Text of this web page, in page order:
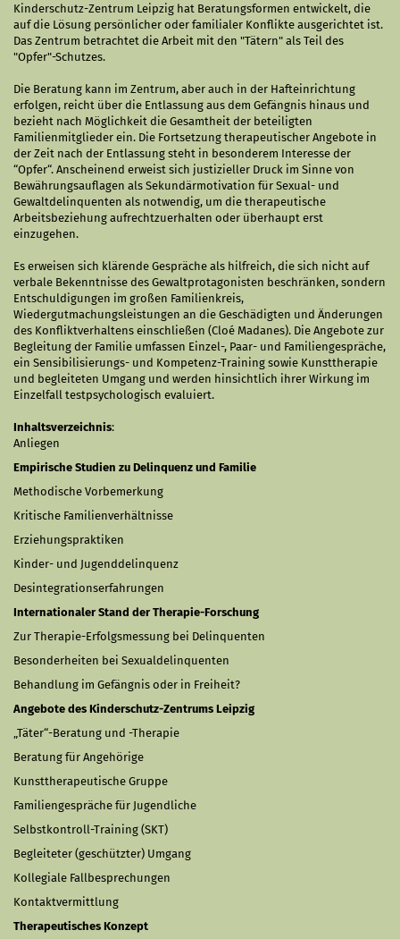
Kinderschutz-Zentrum Leipzig hat Beratungsformen entwickelt, die
auf die Lösung persönlicher oder familialer Konflikte ausgerichtet ist.
Das Zentrum betrachtet die Arbeit mit den "Tätern" als Teil des
"Opfer"-Schutzes.
Die Beratung kann im Zentrum, aber auch in der Hafteinrichtung
erfolgen, reicht über die Entlassung aus dem Gefängnis hinaus und
bezieht nach Möglichkeit die Gesamtheit der beteiligten
Familienmitglieder ein. Die Fortsetzung therapeutischer Angebote in
der Zeit nach der Entlassung steht in besonderem Interesse der
“Opfer“. Anscheinend erweist sich justizieller Druck im Sinne von
Bewährungsauflagen als Sekundärmotivation für Sexual- und
Gewaltdelinquenten als notwendig, um die therapeutische
Arbeitsbeziehung aufrechtzuerhalten oder überhaupt erst
einzugehen.
Es erweisen sich klärende Gespräche als hilfreich, die sich nicht auf
verbale Bekenntnisse des Gewaltprotagonisten beschränken, sondern
Entschuldigungen im großen Familienkreis,
Wiedergutmachungsleistungen an die Geschädigten und Änderungen
des Konfliktverhaltens einschließen (Cloé Madanes). Die Angebote zur
Begleitung der Familie umfassen Einzel-, Paar- und Familiengespräche,
ein Sensibilisierungs- und Kompetenz-Training sowie Kunsttherapie
und begleiteten Umgang und werden hinsichtlich ihrer Wirkung im
Einzelfall testpsychologisch evaluiert.
Inhaltsverzeichnis:
Anliegen
Empirische Studien zu Delinquenz und Familie
Methodische Vorbemerkung
Kritische Familienverhältnisse
Erziehungspraktiken
Kinder- und Jugenddelinquenz
Desintegrationserfahrungen
Internationaler Stand der Therapie-Forschung
Zur Therapie-Erfolgsmessung bei Delinquenten
Besonderheiten bei Sexualdelinquenten
Behandlung im Gefängnis oder in Freiheit?
Angebote des Kinderschutz-Zentrums Leipzig
„Täter“-Beratung und -Therapie
Beratung für Angehörige
Kunsttherapeutische Gruppe
Familiengespräche für Jugendliche
Selbstkontroll-Training (SKT)
Begleiteter (geschützter) Umgang
Kollegiale Fallbesprechungen
Kontaktvermittlung
Therapeutisches Konzept